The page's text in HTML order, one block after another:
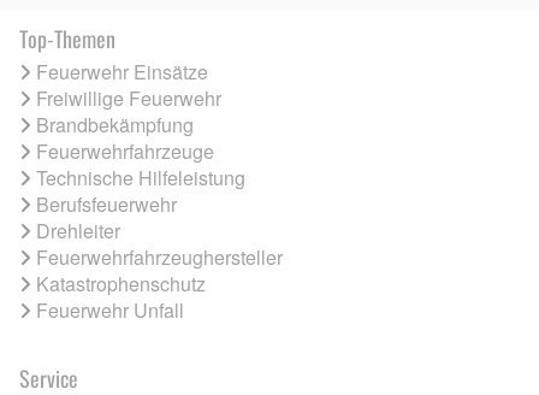
Top-Themen
Feuerwehr Einsätze
Freiwillige Feuerwehr
Brandbekämpfung
Feuerwehrfahrzeuge
Technische Hilfeleistung
Berufsfeuerwehr
Drehleiter
Feuerwehrfahrzeughersteller
Katastrophenschutz
Feuerwehr Unfall
Service